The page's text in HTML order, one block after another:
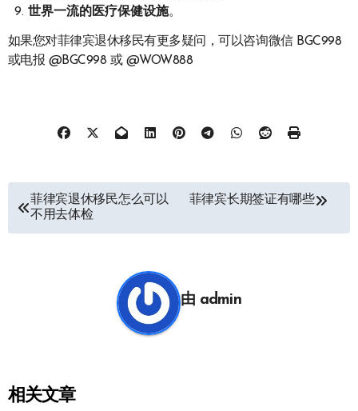
世界一流的医疗保健设施。
如果您对菲律宾退休移民有更多疑问，可以咨询微信 BGC998
或电报 @BGC998 或 @WOW888
菲律宾退休移民怎么可以
不用去体检
菲律宾长期签证有哪些
由 admin
相关文章